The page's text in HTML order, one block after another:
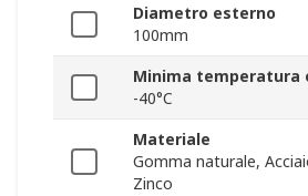
Diametro esterno
100mm
Minima temperatura
-40°C
Materiale
Gomma naturale,
Zinco